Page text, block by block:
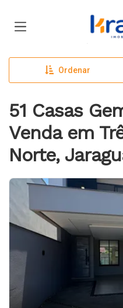
Ordenar
51 Casas
Venda em
Norte,